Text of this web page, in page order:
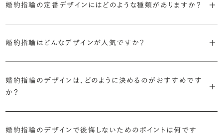
リング」は婚約指輪の別名です。
Ring（エンゲージメントリング）と呼ばれます。
婚約指輪の定番デザインにはどのような種類がありますか？
リリアンスプラスでも不動の人気を誇ります。
婚約指輪はどんなデザインが人気ですか？
に留めた王道のデザイン「ソリティア」です。
婚約指輪のデザインは、どのように決めるのがおすすめです
か？
す。
婚約指輪のデザインで後悔しないためのポイントは何です